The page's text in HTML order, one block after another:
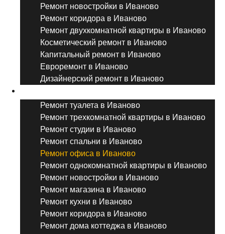
Ремонт новостройки в Иваново
Ремонт коридора в Иваново
Ремонт двухкомнатной квартиры в Иваново
Косметический ремонт в Иваново
Капитальный ремонт в Иваново
Евроремонт в Иваново
Дизайнерский ремонт в Иваново
Ремонт туалета в Иваново
Ремонт трехкомнатной квартиры в Иваново
Ремонт студии в Иваново
Ремонт спальни в Иваново
Ремонт офиса в Иваново
Ремонт однокомнатной квартиры в Иваново
Ремонт новостройки в Иваново
Ремонт магазина в Иваново
Ремонт кухни в Иваново
Ремонт коридора в Иваново
Ремонт дома коттеджа в Иваново